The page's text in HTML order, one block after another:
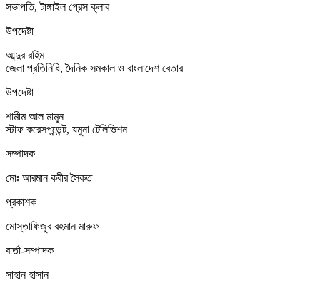
সভাপতি, টাঙ্গাইল প্রেস ক্লাব
উপদেষ্টা
আব্দুর রহিম
জেলা প্রতিনিধি, দৈনিক সমকাল ও বাংলাদেশ বেতার
উপদেষ্টা
শামীম আল মামুন
স্টাফ করেসপন্ডেন্ট, যমুনা টেলিভিশন
সম্পাদক
মোঃ আরমান কবীর সৈকত
প্রকাশক
মোস্তাফিজুর রহমান মারুফ
বার্তা-সম্পাদক
সাহান হাসান